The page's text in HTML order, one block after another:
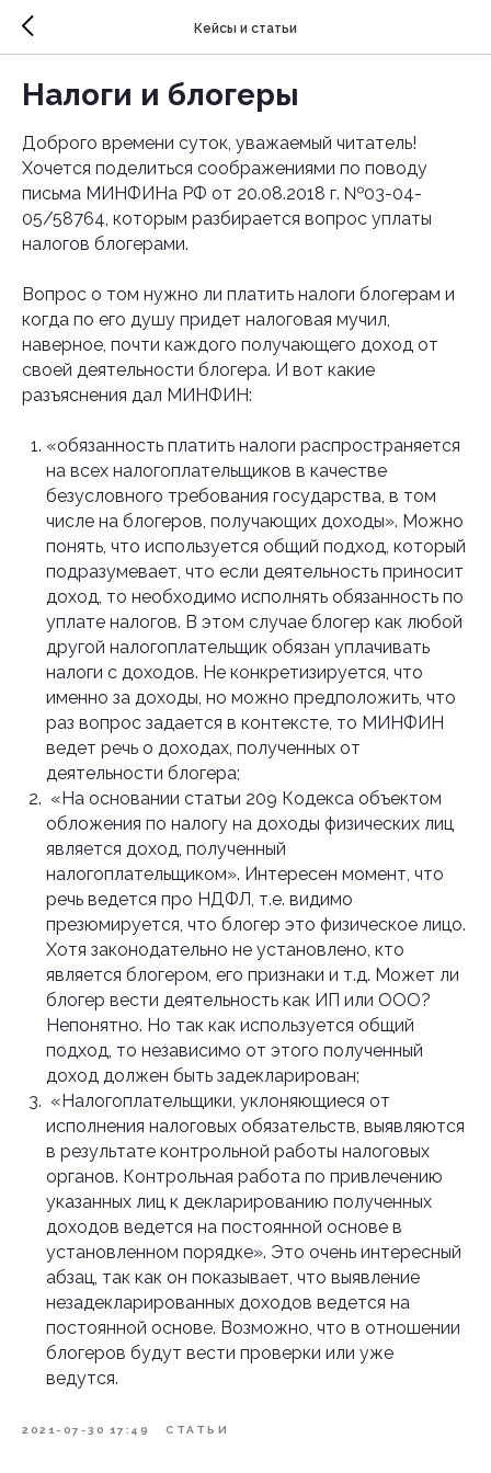
Кейсы и статьи
Налоги и блогеры
Доброго времени суток, уважаемый читатель!
Хочется поделиться соображениями по поводу
письма МИНФИНа РФ от 20.08.2018 г. №03-04-
05/58764, которым разбирается вопрос уплаты
налогов блогерами.
Вопрос о том нужно ли платить налоги блогерам и
когда по его душу придет налоговая мучил,
наверное, почти каждого получающего доход от
своей деятельности блогера. И вот какие
разъяснения дал МИНФИН:
«обязанность платить налоги распространяется
на всех налогоплательщиков в качестве
безусловного требования государства, в том
числе на блогеров, получающих доходы». Можно
понять, что используется общий подход, который
подразумевает, что если деятельность приносит
доход, то необходимо исполнять обязанность по
уплате налогов. В этом случае блогер как любой
другой налогоплательщик обязан уплачивать
налоги с доходов. Не конкретизируется, что
именно за доходы, но можно предположить, что
раз вопрос задается в контексте, то МИНФИН
ведет речь о доходах, полученных от
деятельности блогера;
«На основании статьи 209 Кодекса объектом
обложения по налогу на доходы физических лиц
является доход, полученный
налогоплательщиком». Интересен момент, что
речь ведется про НДФЛ, т.е. видимо
презюмируется, что блогер это физическое лицо.
Хотя законодательно не установлено, кто
является блогером, его признаки и т.д. Может ли
блогер вести деятельность как ИП или ООО?
Непонятно. Но так как используется общий
подход, то независимо от этого полученный
доход должен быть задекларирован;
«Налогоплательщики, уклоняющиеся от
исполнения налоговых обязательств, выявляются
в результате контрольной работы налоговых
органов. Контрольная работа по привлечению
указанных лиц к декларированию полученных
доходов ведется на постоянной основе в
установленном порядке». Это очень интересный
абзац, так как он показывает, что выявление
незадекларированных доходов ведется на
постоянной основе. Возможно, что в отношении
блогеров будут вести проверки или уже
ведутся.
2021-07-30 17:49 СТАТЬИ